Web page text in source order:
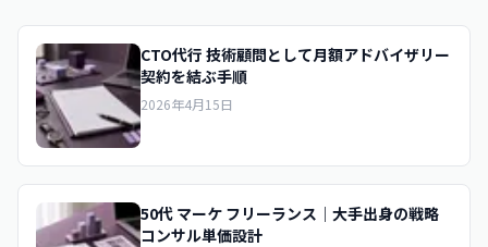
CTO代行 技術顧問として月額アドバイザリー
契約を結ぶ手順
2026年4月15日
50代 マーケ フリーランス｜大手出身の戦略
コンサル単価設計